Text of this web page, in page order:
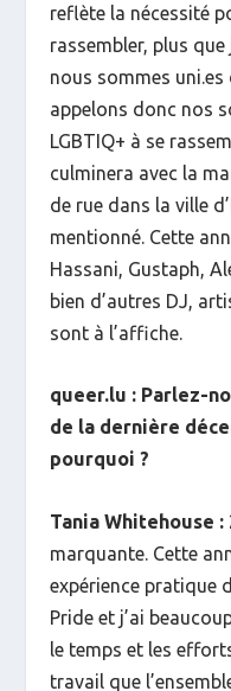
reflète la nécessité
rassembler, plus
nous sommes
appelons donc nos
LGBTIQ+ à se
culminera avec la
de rue dans la ville
mentionné. Cette
Hassani, Gustaph,
bien d’autres DJ,
sont à l’affiche.
queer.lu : Parlez-
de la dernière
pourquoi ?
Tania Whitehouse :
marquante. Cette
expérience pratique
Pride et j’ai
le temps et les
travail que